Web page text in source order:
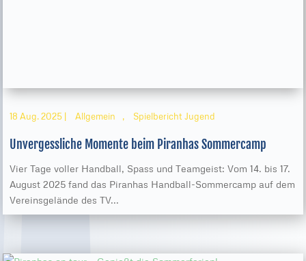
18 Aug. 2025 | Allgemein , Spielbericht Jugend
Unvergessliche Momente beim Piranhas Sommercamp
Vier Tage voller Handball, Spass und Teamgeist: Vom 14. bis 17.
August 2025 fand das Piranhas Handball-Sommercamp auf dem
Vereinsgelände des TV...